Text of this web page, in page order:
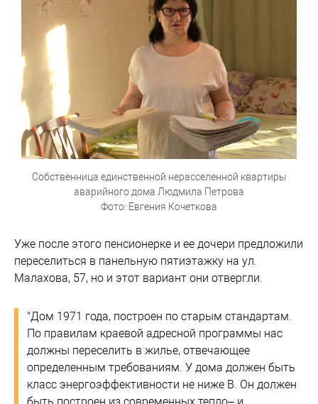
Собственница единственной нерасселенной квартиры
аварийного дома Людмила Петрова
Фото: Евгения Кочеткова
Уже после этого пенсионерке и ее дочери предложили
переселиться в панельную пятиэтажку на ул.
Малахова, 57, но и этот вариант они отвергли.
"Дом 1971 года, построен по старым стандартам.
По правилам краевой адресной программы нас
должны переселить в жилье, отвечающее
определенным требованиям. У дома должен быть
класс энергоэффективности не ниже В. Он должен
быть построен из современных тепло– и